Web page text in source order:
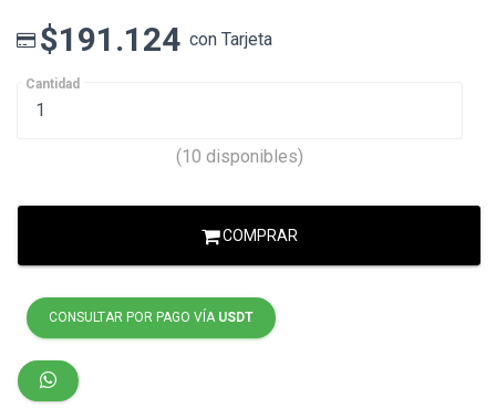
$191.124 con Tarjeta
Cantidad
(10 disponibles)
COMPRAR
CONSULTAR POR PAGO VÍA USDT